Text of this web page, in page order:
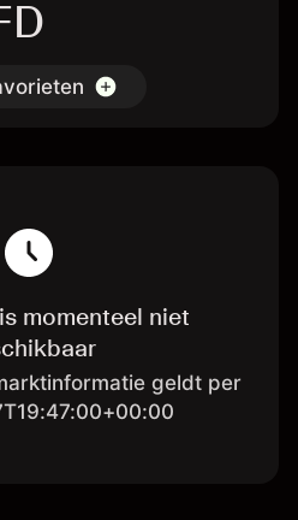
momenteel niet
geldt per